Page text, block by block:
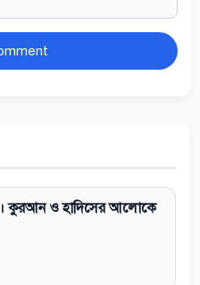
কুরআন ও হাদিসের আলোকে